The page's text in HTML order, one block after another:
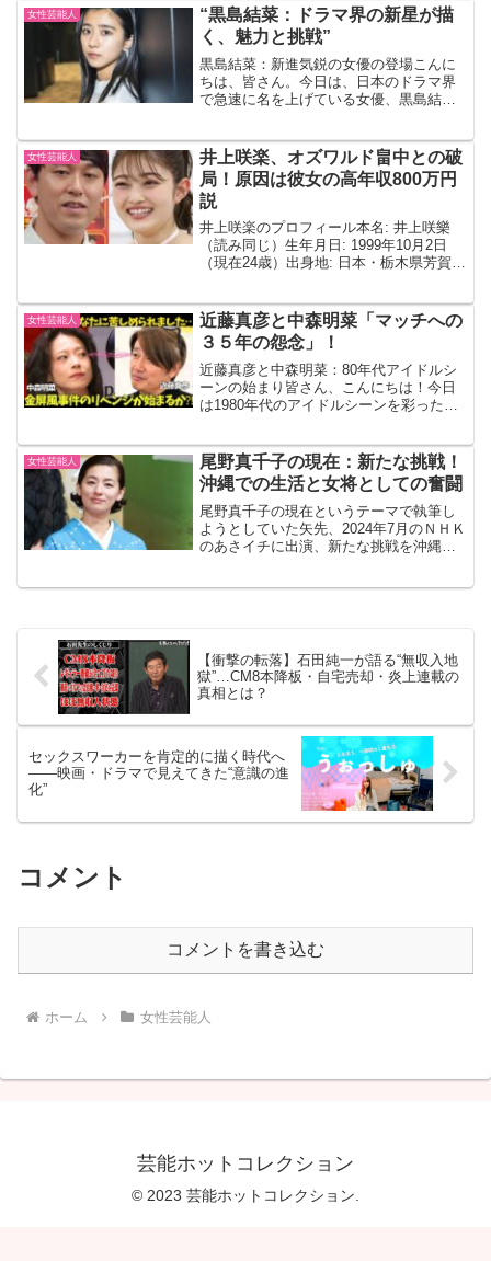
也さんの交際。二人の関係は多くのファ
ンやメディ...
女性芸能人
“黒島結菜：ドラマ界の新星が描
く、魅力と挑戦”
黒島結菜：新進気鋭の女優の登場こんに
ちは、皆さん。今日は、日本のドラマ界
で急速に名を上げている女優、黒島結菜
ます。黒島結菜：その魅力とは黒島結菜
さんの魅力は何と言っても...
女性芸能人
井上咲楽、オズワルド畠中との破
局！原因は彼女の高年収800万円
説
井上咲楽のプロフィール本名: 井上咲樂
（読み同じ）生年月日: 1999年10月2日
（現在24歳）出身地: 日本・栃木県芳賀郡
本の女優、タレント、コメンテーター、
司...
女性芸能人
近藤真彦と中森明菜「マッチへの
３５年の怨念」！
近藤真彦と中森明菜：80年代アイドルシ
ーンの始まり皆さん、こんにちは！今日
は1980年代のアイドルシーンを彩った二
当時の音楽業界において非常に重要な役
割を果たしました。...
女性芸能人
尾野真千子の現在：新たな挑戦！
沖縄での生活と女将としての奮闘
尾野真千子の現在というテーマで執筆し
ようとしていた矢先、2024年7月のＮＨＫ
のあさイチに出演、新たな挑戦を沖縄で
【衝撃の転落】石田純一が語る“無収入地
獄”…CM8本降板・自宅売却・炎上連載の
真相とは？
セックスワーカーを肯定的に描く時代へ
——映画・ドラマで見えてきた“意識の進
化”
コメント
コメントを書き込む
ホーム 女性芸能人
芸能ホットコレクション
© 2023 芸能ホットコレクション.